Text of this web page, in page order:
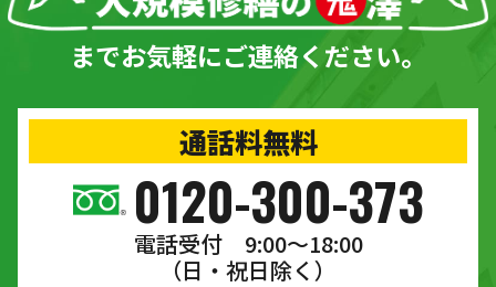
までお気軽にご連絡ください。
通話料無料
0120-300-373
電話受付 9:00〜18:00
（日・祝日除く）